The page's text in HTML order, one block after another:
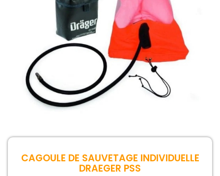
CAGOULE DE SAUVETAGE INDIVIDUELLE
DRAEGER PSS